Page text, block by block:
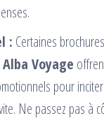
: Certaines
Alba Voyage
pour
Ne passez pas à